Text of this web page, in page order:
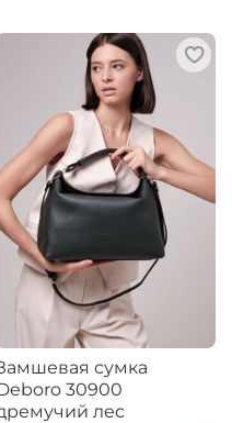
сумка
30900
лес